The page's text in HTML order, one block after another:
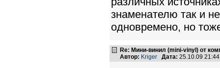
знаменателю так и
одновремено, но
Re: Мини-винил (mini-vinyl) от
Автор: Kriger Дата: 25.10.09